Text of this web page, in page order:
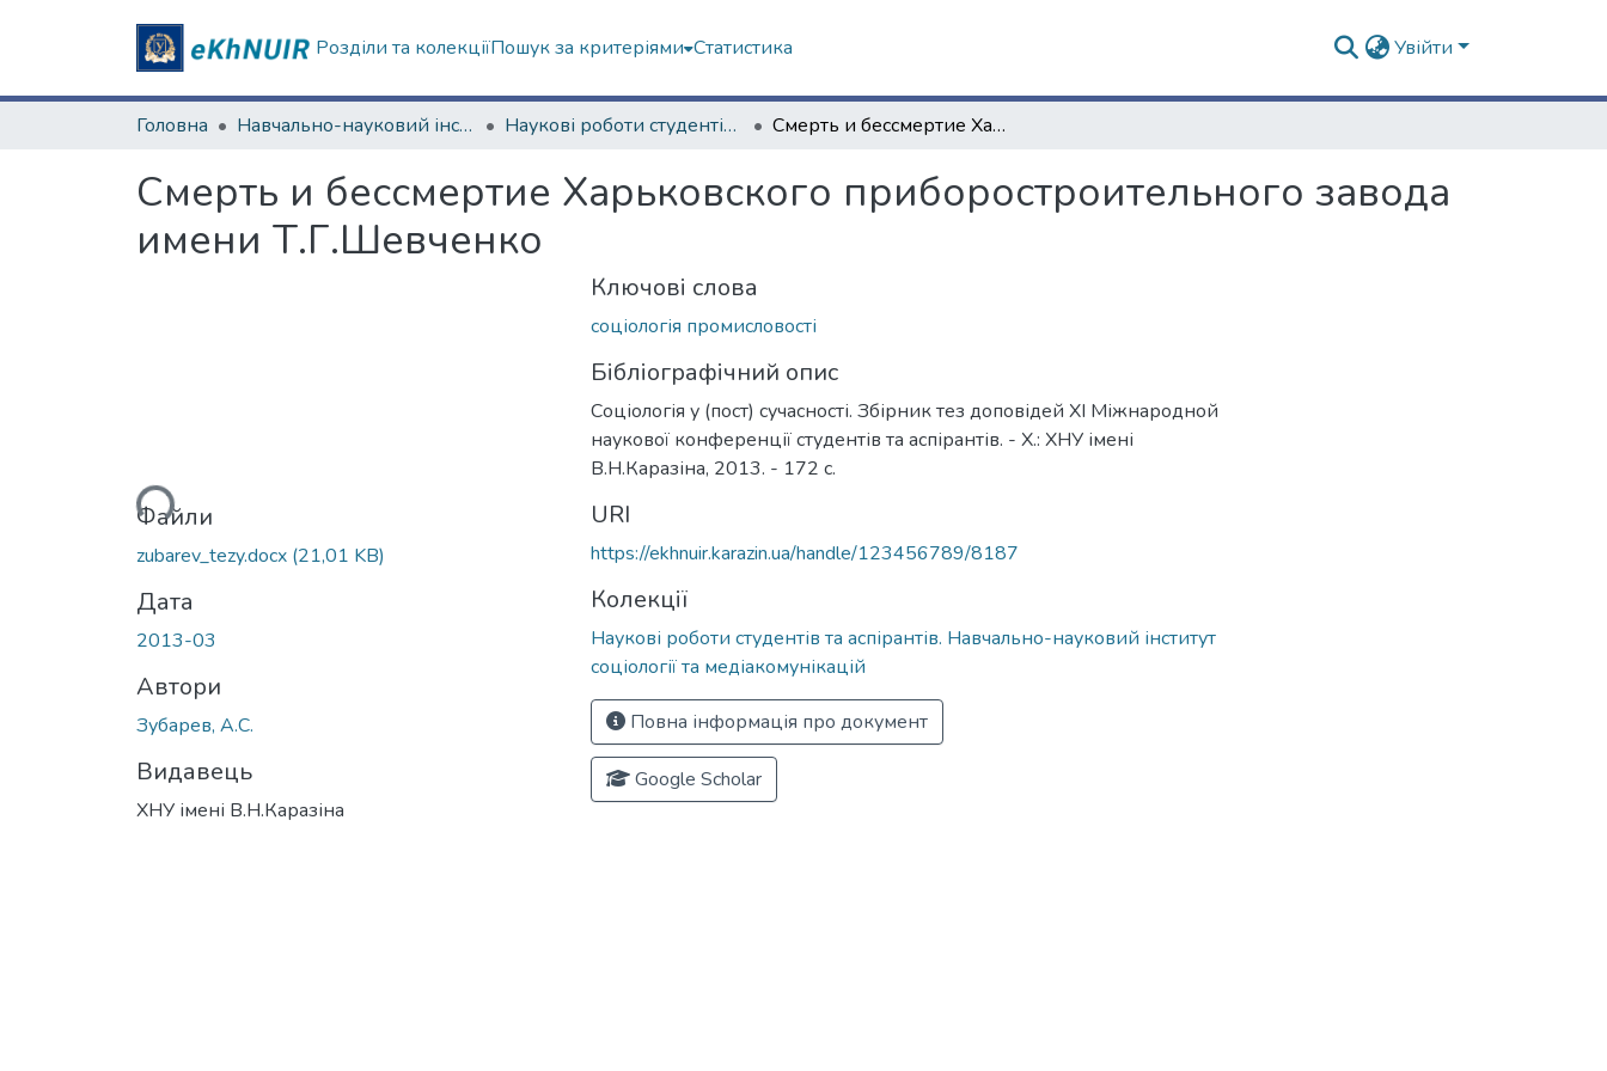
Розділи та колекціїПошук за критеріями Статистика Увійти
Головна Навчально-науковий інститут соціології та медіакомунікацій Наукові роботи студентів та аспірантів. Навчально-науковий інститут соціології та медіакомунікацій Смерть и бессмертие Харьковского приборостроительного завода имени Т.Г.Шевченко
Смерть и бессмертие Харьковского приборостроительного завода
имени Т.Г.Шевченко
Вантажиться...Файли
zubarev_tezy.docx (21,01 KB)
Дата
2013-03
Автори
Зубарев, А.С.
Видавець
ХНУ імені В.Н.Каразіна
Ключові слова
соціологія промисловості
Бібліографічний опис
Соціологія у (пост) сучасності. Збірник тез доповідей XI Міжнародной
наукової конференції студентів та аспірантів. - Х.: ХНУ імені
В.Н.Каразіна, 2013. - 172 с.
URI
https://ekhnuir.karazin.ua/handle/123456789/8187
Колекції
Наукові роботи студентів та аспірантів. Навчально-науковий інститут
соціології та медіакомунікацій
Повна інформація про документ
Google Scholar